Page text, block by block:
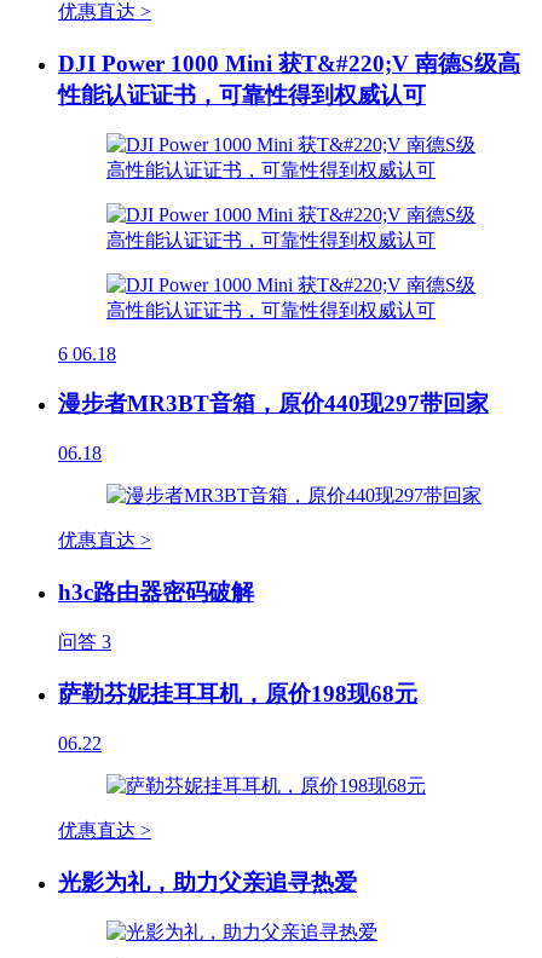
优惠直达 >
DJI Power 1000 Mini 获T&#220;V 南德S级高
性能认证证书，可靠性得到权威认可
6 06.18
漫步者MR3BT音箱，原价440现297带回家
06.18
优惠直达 >
h3c路由器密码破解
问答 3
萨勒芬妮挂耳耳机，原价198现68元
06.22
优惠直达 >
光影为礼，助力父亲追寻热爱